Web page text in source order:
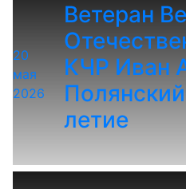
20
мая
2026
Ветеран
КЧР Иван
летие